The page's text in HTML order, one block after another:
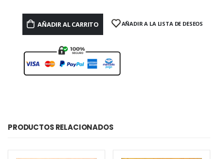
AÑADIR AL CARRITO AÑADIR A LA LISTA DE DESEOS
PRODUCTOS RELACIONADOS